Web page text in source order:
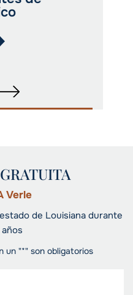
Verle
de Louisiana durante
un "*" son obligatorios